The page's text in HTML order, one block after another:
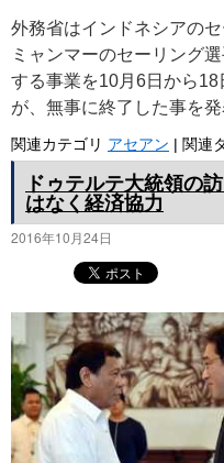
外務省はインドネシアの
ミャンマーのセーリング
する事業を10月6日から
が、無事に終了した事を発
関連カテゴリ アセアン | 関連
ドゥテルテ大統領の
はなく経済協力
2016年10月24日